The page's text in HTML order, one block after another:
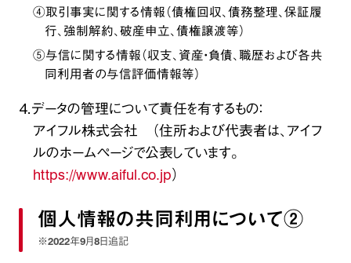
④取引事実に関する情報（債権回収、債務整理、保証履
行、強制解約、破産申立、債権譲渡等）
⑤与信に関する情報（収支、資産・負債、職歴および各共
同利用者の与信評価情報等）
４．データの管理について責任を有するもの：
アイフル株式会社 （住所および代表者は、アイフ
ルのホームページで公表しています。
https://www.aiful.co.jp）
個人情報の共同利用について②
※2022年9月8日追記